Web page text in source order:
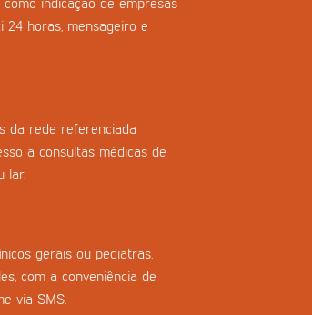
indicação de empresas
24 horas, mensageiro e
da rede referenciada
a consultas médicas de
lar.
gerais ou pediatras.
com a conveniência de
via SMS.